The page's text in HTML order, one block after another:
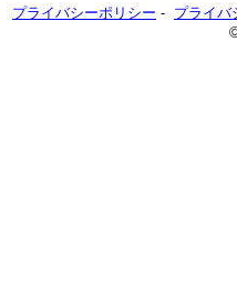
プライバシーポリシー - プライバ